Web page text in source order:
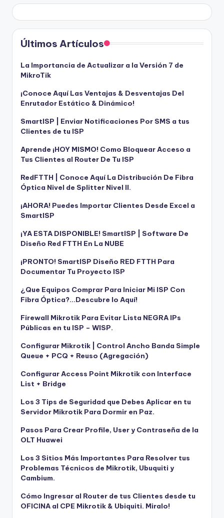
Últimos Artículos
La Importancia de Actualizar a la Versión 7 de
MikroTik
¡Conoce Aquí Las Ventajas & Desventajas Del
Enrutador Estático & Dinámico!
SmartISP | Enviar Notificaciones Por SMS a tus
Clientes de tu ISP
Aprende ¡HOY MISMO! Como Bloquear Acceso a
Tus Clientes al Router De Tu ISP
RedFTTH | Conoce Aquí La Distribución De Fibra
Óptica Nivel de Splitter Nivel II.
¡AHORA! Puedes Importar Clientes Desde Excel a
SmartISP
¡YA ESTA DISPONIBLE! SmartISP | Software De
Diseño Red FTTH En La NUBE
¡PRONTO! SmartISP Diseño RED FTTH Para
Documentar Tu Proyecto ISP
¿Que Equipos Comprar Para Iniciar Mi ISP Con
Fibra Óptica?…Descubre lo Aquí!
Firewall Mikrotik Para Evitar Lista NEGRA IPs
Públicas en tu ISP – WISP.
Configurar Mikrotik | Control Ancho Banda Simple
Queue + PCQ + Reuso (Agregación)
Configurar Access Point Mikrotik con Interface
List + Bridge
Los 3 Tips de Seguridad que Debes Aplicar en tu
Servidor Mikrotik Para Dormir en Paz.
Pasos Para Crear Profile, User y Contraseña de la
OLT Huawei
Los 3 Sitios Más Importantes Para Resolver tus
Problemas Técnicos de Mikrotik, Ubuquiti y
Cambium.
Cómo Ingresar al Router de tus Clientes desde tu
OFICINA al CPE Mikrotik & Ubiquiti. Miralo!